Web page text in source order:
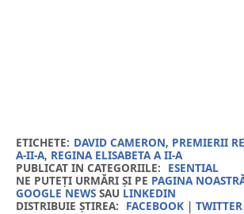
ETICHETE: DAVID CAMERON, PREMIERII
A-II-A, REGINA ELISABETA A II-A
PUBLICAT IN CATEGORIILE: ESENTIAL
NE PUTEȚI URMĂRI ȘI PE PAGINA
GOOGLE NEWSSAU LINKEDIN
DISTRIBUIE ȘTIREA: FACEBOOK| TWITTER